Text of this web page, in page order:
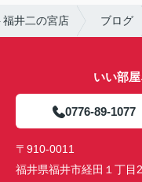
井二の宮店 ブログ
いい部
0776-89-1077
〒910-0011
福井県福井市経田１丁目